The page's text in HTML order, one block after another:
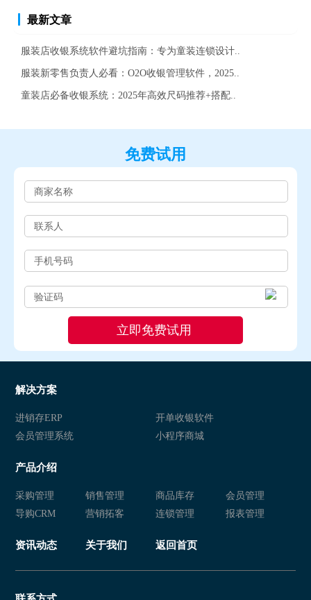
最新文章
服装店收银系统软件避坑指南：专为童装连锁设计..
服装新零售负责人必看：O2O收银管理软件，2025..
童装店必备收银系统：2025年高效尺码推荐+搭配..
免费试用
解决方案
进销存ERP
开单收银软件
会员管理系统
小程序商城
产品介绍
采购管理 销售管理 商品库存
会员管理
导购CRM
营销拓客 连锁管理 报表管理
资讯动态 关于我们 返回首页